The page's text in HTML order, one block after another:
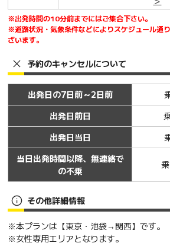
※出発時間の10分前までにはご集合下さい。
※道路状況・気象条件などによりスケジュール通
ざいます。
予約のキャンセルについて
出発日の7日前～2日前
出発日前日
出発日当日
当日出発時間以降、無連絡で
の不乗
その他詳細情報
※本プランは【東京・池袋→関西】です。
※女性専用エリアとなります。